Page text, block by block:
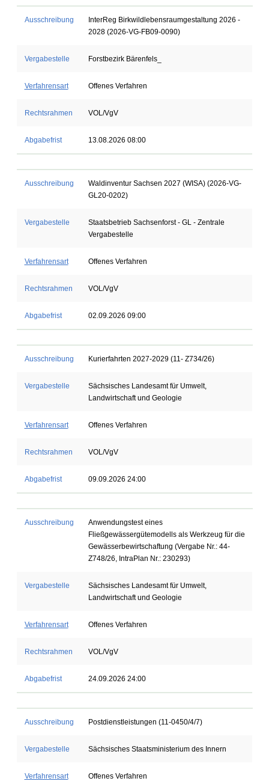
Ausschreibung
InterReg Birkwildlebensraumgestaltung 2026 -
2028 (2026-VG-FB09-0090)
Vergabestelle Forstbezirk Bärenfels_
Verfahrensart Offenes Verfahren
Rechtsrahmen VOL/VgV
Abgabefrist 13.08.2026 08:00
Ausschreibung
Waldinventur Sachsen 2027 (WISA) (2026-VG-
GL20-0202)
Vergabestelle
Staatsbetrieb Sachsenforst - GL - Zentrale
Vergabestelle
Verfahrensart Offenes Verfahren
Rechtsrahmen VOL/VgV
Abgabefrist 02.09.2026 09:00
Ausschreibung Kurierfahrten 2027-2029 (11- Z734/26)
Vergabestelle
Sächsisches Landesamt für Umwelt,
Landwirtschaft und Geologie
Verfahrensart Offenes Verfahren
Rechtsrahmen VOL/VgV
Abgabefrist 09.09.2026 24:00
Ausschreibung
Anwendungstest eines
Fließgewässergütemodells als Werkzeug für die
Gewässerbewirtschaftung (Vergabe Nr.: 44-
Z748/26, IntraPlan Nr.: 230293)
Vergabestelle
Sächsisches Landesamt für Umwelt,
Landwirtschaft und Geologie
Verfahrensart Offenes Verfahren
Rechtsrahmen VOL/VgV
Abgabefrist 24.09.2026 24:00
Ausschreibung Postdienstleistungen (11-0450/4/7)
Vergabestelle Sächsisches Staatsministerium des Innern
Verfahrensart Offenes Verfahren